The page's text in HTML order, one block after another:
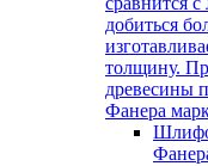
добиться
толщину.
древесины
Фанера